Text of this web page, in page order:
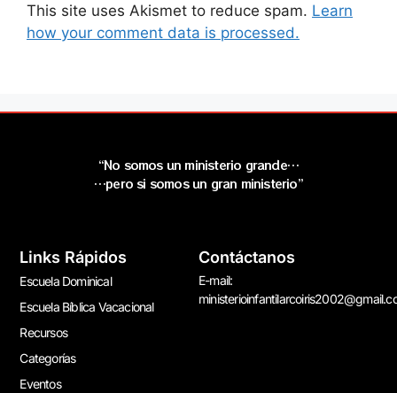
This site uses Akismet to reduce spam. Learn
how your comment data is processed.
“No somos un ministerio grande…
…pero si somos un gran ministerio”
Links Rápidos
Escuela Dominical
Escuela Bíblica Vacacional
Recursos
Categorías
Eventos
Contáctanos
E-mail: